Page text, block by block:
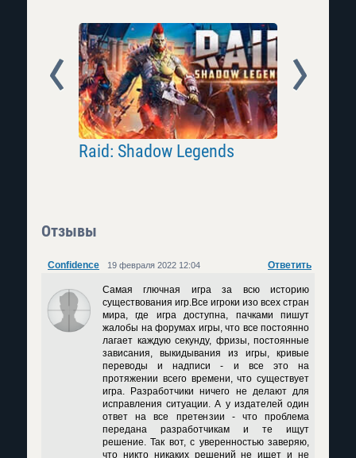
Raid: Shadow Legends
Prev
Отзывы
Confidence Ответить
19 февраля 2022 12:04
Самая глючная игра за всю историю
существования игр.Все игроки изо всех стран
мира, где игра доступна, пачками пишут
жалобы на форумах игры, что все постоянно
лагает каждую секунду, фризы, постоянные
зависания, выкидывания из игры, кривые
переводы и надписи - и все это на
протяжении всего времени, что существует
игра. Разработчики ничего не делают для
исправления ситуации. А у издателей один
ответ на все претензии - что проблема
передана разработчикам и те ищут
решение. Так вот, с уверенностью заверяю,
что никто никаких решений не ищет и не